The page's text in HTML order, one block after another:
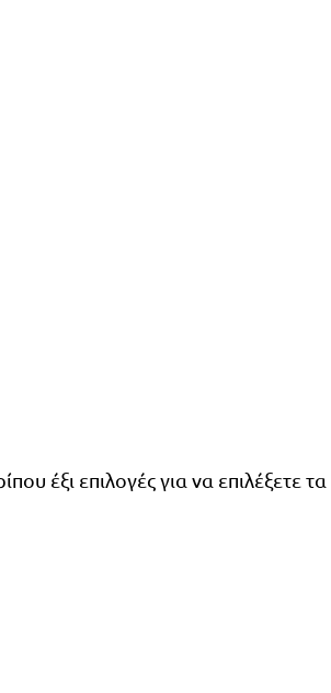
έξι επιλογές για να